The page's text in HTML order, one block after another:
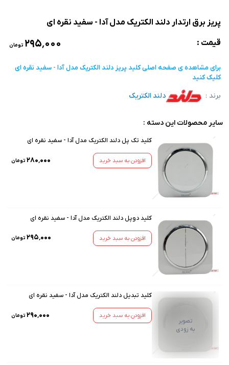
پریز برق ارتدار دلند الکتریک مدل آدا - سفید نقره ای
قیمت :
۲۹۵٬۰۰۰ تومان
برای مشاهده ی صفحه اصلیکلید پریز دلند الکتریک مدل آدا - سفید نقره ای
کلیک کنید
برند : دلند الکتریک
سایر محصولات این دسته :
کلید تک پل دلند الکتریک مدل آدا - سفید نقره ای
افزودن به سبد خرید ۲۸۰٬۰۰۰ تومان
کلید دوپل دلند الکتریک مدل آدا - سفید نقره ای
افزودن به سبد خرید ۲۹۵٬۰۰۰ تومان
تصویر
به زودی
کلید تبدیل دلند الکتریک مدل آدا - سفید نقره ای
افزودن به سبد خرید ۲۹۰٬۰۰۰ تومان